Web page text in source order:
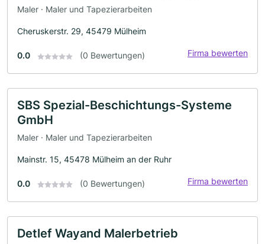
Maler · Maler und Tapezierarbeiten
Cheruskerstr. 29, 45479 Mülheim
0.0 (0 Bewertungen) Firma bewerten
SBS Spezial-Beschichtungs-Systeme
GmbH
Maler · Maler und Tapezierarbeiten
Mainstr. 15, 45478 Mülheim an der Ruhr
0.0 (0 Bewertungen) Firma bewerten
Detlef Wayand Malerbetrieb